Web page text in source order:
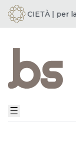
E SOCIETÀ | per